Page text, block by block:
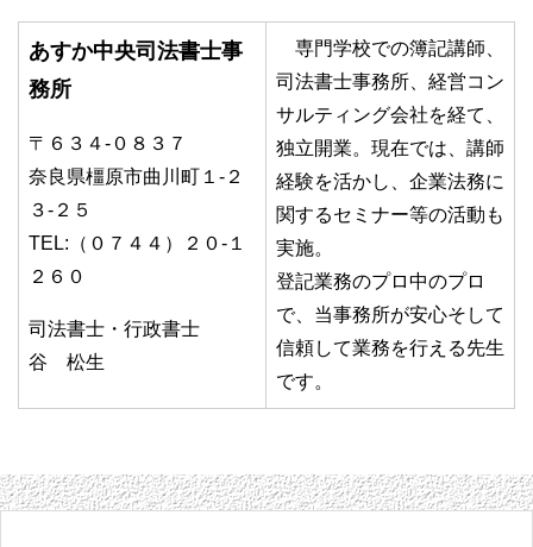
あすか中央司法書士事
務所
〒６３４-０８３７
奈良県橿原市曲川町１-２
３-２５
TEL:（０７４４）２０-１
２６０
司法書士・行政書士
谷 松生
専門学校での簿記講師、
司法書士事務所、経営コン
サルティング会社を経て、
独立開業。現在では、講師
経験を活かし、企業法務に
関するセミナー等の活動も
実施。
登記業務のプロ中のプロ
で、当事務所が安心そして
信頼して業務を行える先生
です。